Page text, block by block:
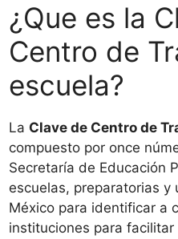
¿Que es la
Centro de
escuela?
La Clave de Centro de
compuesto por once
Secretaría de Educación
escuelas, preparatorias
México para identificar a
instituciones para facilitar